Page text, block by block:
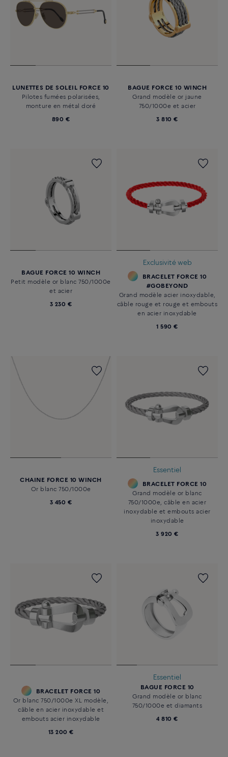
LUNETTES DE SOLEIL FORCE 10
Pilotes fumées polarisées,
monture en métal doré
890 €
BAGUE FORCE 10 WINCH
Grand modèle or jaune
750/1000e et acier
3 810 €
BAGUE FORCE 10 WINCH
Petit modèle or blanc 750/1000e
et acier
3 230 €
Exclusivité web
BRACELET FORCE 10
#GOBEYOND
Grand modèle acier inoxydable,
câble rouge et rouge et embouts
en acier inoxydable
1 590 €
CHAINE FORCE 10 WINCH
Or blanc 750/1000e
3 450 €
Essentiel
BRACELET FORCE 10
Grand modèle or blanc
750/1000e, câble en acier
inoxydable et embouts acier
inoxydable
3 920 €
BRACELET FORCE 10
Or blanc 750/1000e XL modèle,
câble en acier inoxydable et
embouts acier inoxydable
13 200 €
Essentiel
BAGUE FORCE 10
Grand modèle or blanc
750/1000e et diamants
4 810 €